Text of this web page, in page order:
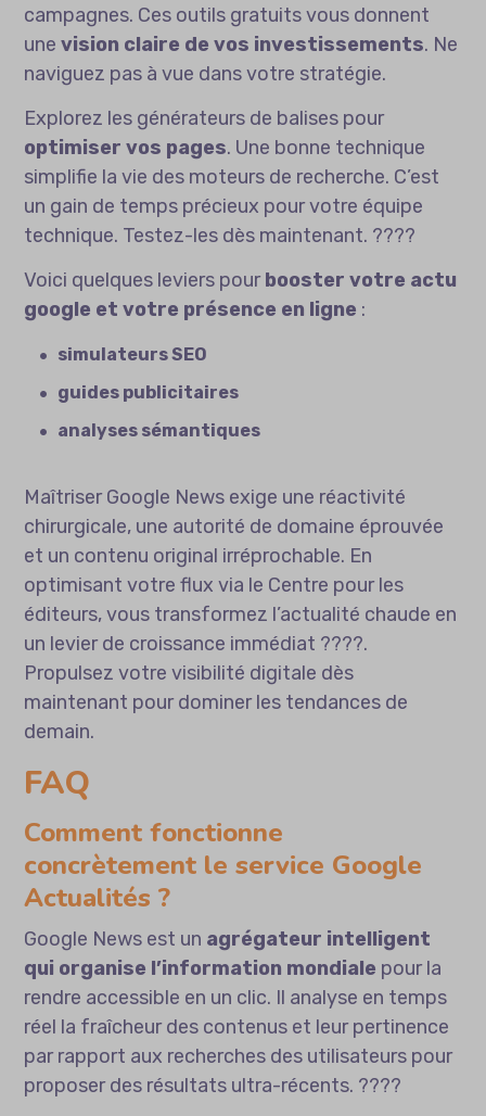
campagnes. Ces outils gratuits vous donnent
unevision claire de vos investissements. Ne
naviguez pas à vue dans votre stratégie.
Explorez les générateurs de balises pour
optimiser vos pages. Une bonne technique
simplifie la vie des moteurs de recherche. C’est
un gain de temps précieux pour votre équipe
technique. Testez-les dès maintenant. ????
Voici quelques leviers pourbooster votre actu
google et votre présence en ligne :
simulateurs SEO
guides publicitaires
analyses sémantiques
Maîtriser Google News exige une réactivité
chirurgicale, une autorité de domaine éprouvée
et un contenu original irréprochable. En
optimisant votre flux via le Centre pour les
éditeurs, vous transformez l’actualité chaude en
un levier de croissance immédiat ????.
Propulsez votre visibilité digitale dès
maintenant pour dominer les tendances de
demain.
FAQ
Comment fonctionne
concrètement le service Google
Actualités ?
Google News est un agrégateur intelligent
qui organise l’information mondiale pour la
rendre accessible en un clic. Il analyse en temps
réel la fraîcheur des contenus et leur pertinence
par rapport aux recherches des utilisateurs pour
proposer des résultats ultra-récents. ????